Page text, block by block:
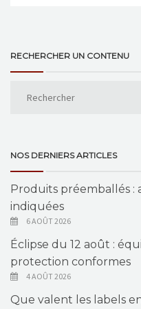
RECHERCHER UN CONTENU
NOS DERNIERS ARTICLES
Produits préemballés
indiquées
6 AOÛT 2026
Éclipse du 12 août :
protection conformes
4 AOÛT 2026
Que valent les labels